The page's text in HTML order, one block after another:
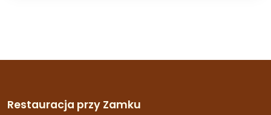
Restauracja przy Zamku